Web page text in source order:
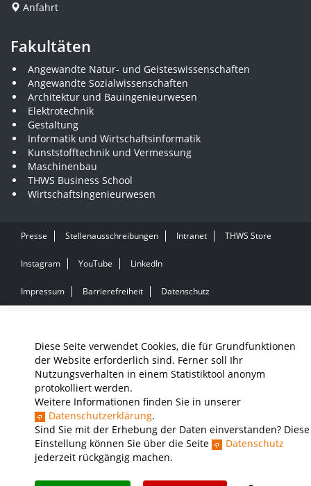
Diese Seite verwendet Cookies, die für Grundfunktionen
der Website erforderlich sind. Ferner soll Ihr
Nutzungsverhalten in einem Statistiktool anonym
protokolliert werden.
Weitere Informationen finden Sie in unserer
Datenschutzerklärung.
Sind Sie mit der Erhebung der Daten einverstanden? Diese
Einstellung können Sie über die Seite
Datenschutz
jederzeit rückgängig machen.
Anfahrt
Fakultäten
Angewandte Natur- und Geisteswissenschaften
Angewandte Sozialwissenschaften
Architektur und Bauingenieurwesen
Elektrotechnik
Gestaltung
Informatik und Wirtschaftsinformatik
Kunststofftechnik und Vermessung
Maschinenbau
THWS Business School
Wirtschaftsingenieurwesen
Presse Stellenausschreibungen Intranet THWS Store
Instagram YouTube LinkedIn
Impressum Barrierefreiheit Datenschutz